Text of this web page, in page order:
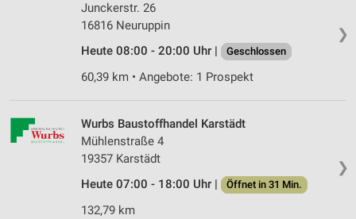
❯
Junckerstr. 26
16816 Neuruppin
Heute 08:00 - 20:00 Uhr |
Geschlossen
60,39 km • Angebote: 1 Prospekt
❯
Wurbs Baustoffhandel Karstädt
Mühlenstraße 4
19357 Karstädt
Heute 07:00 - 18:00 Uhr |
Öffnet in 31 Min.
132,79 km